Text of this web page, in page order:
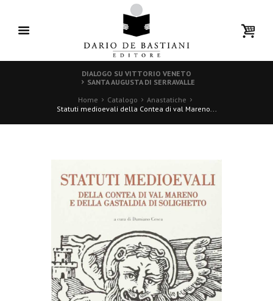
DIALOGO SU VITTORIO VENETO
SANTA AUGUSTA DI SERRAVALLE
Home
Catalogo
Anastatiche
Statuti medioevali della Contea di val Mareno...